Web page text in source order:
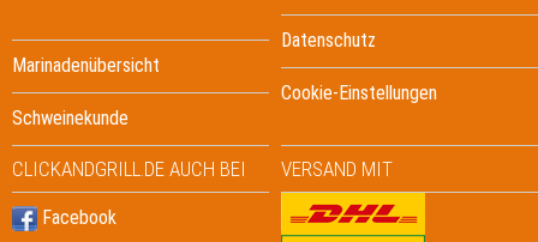
Marinadenübersicht
Schweinekunde
Datenschutz
Cookie-Einstellungen
CLICKANDGRILL.DE AUCH BEI
Facebook
VERSAND MIT